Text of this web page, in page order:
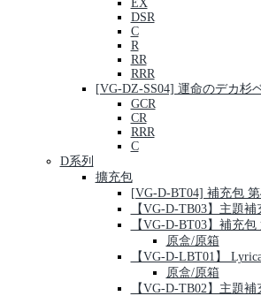
EX
DSR
C
R
RR
RRR
[VG-DZ-SS04] 運命のデカ杉
GCR
CR
RRR
C
D系列
擴充包
[VG-D-BT04] 補充包 第
【VG-D-TB03】主題
【VG-D-BT03】補充
原盒/原箱
【VG-D-LBT01】
原盒/原箱
【VG-D-TB02】主題